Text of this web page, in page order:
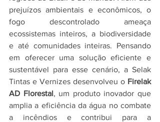
prejuízos ambientais e econômicos, o
fogo descontrolado ameaça
ecossistemas inteiros, a biodiversidade
e até comunidades inteiras. Pensando
em oferecer uma solução eficiente e
sustentável para esse cenário, a Selak
Tintas e Vernizes desenvolveu o Firelak
AD Florestal, um produto inovador que
amplia a eficiência da água no combate
a incêndios e contribui para a